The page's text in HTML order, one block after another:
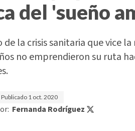
del 'sueño
de la crisis sanitaria que vice
no emprendieron su ruta
Publicado 1 oct. 2020
Fernanda Rodríguez